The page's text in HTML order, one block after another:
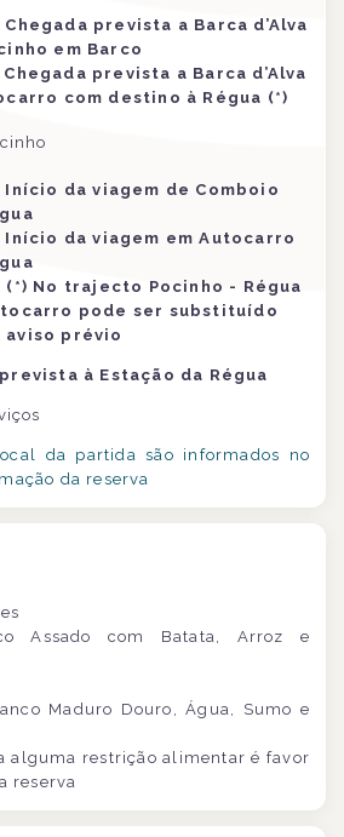
Chegada prevista a Barca d’Alva
em Barco
Chegada prevista a Barca d’Alva
com destino à Régua (*)
Início da viagem de Comboio
Início da viagem em Autocarro
(*) No trajecto Pocinho - Régua
pode ser substituído
aviso prévio
à Estação da Régua
da partida são informados no
da reserva
Assado com Batata, Arroz e
Maduro Douro, Água, Sumo e
alguma restrição alimentar é favor
reserva